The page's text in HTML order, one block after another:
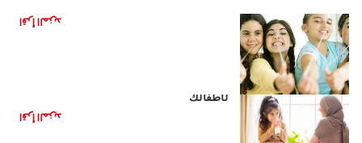
اقرأ المزيد
لأطفالك
اقرأ المزيد